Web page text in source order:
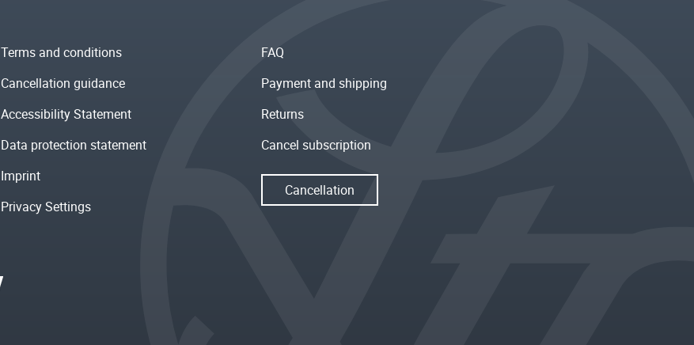
Terms and conditions
Cancellation guidance
Accessibility Statement
Data protection statement
Imprint
Privacy Settings
FAQ
Payment and shipping
Returns
Cancel subscription
Cancellation